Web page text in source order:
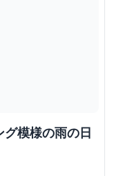
模様の雨の日